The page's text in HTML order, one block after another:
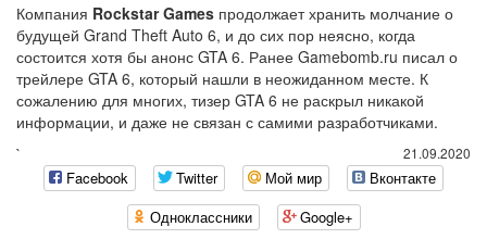
Компания Rockstar Games продолжает хранить молчание о
будущей Grand Theft Auto 6, и до сих пор неясно, когда
состоится хотя бы анонс GTA 6. Ранее Gamebomb.ru писал о
трейлере GTA 6, который нашли в неожиданном месте. К
сожалению для многих, тизер GTA 6 не раскрыл никакой
информации, и даже не связан с самими разработчиками.
21.09.2020
`
Facebook Twitter Мой мир
Вконтакте
Одноклассники
Google+